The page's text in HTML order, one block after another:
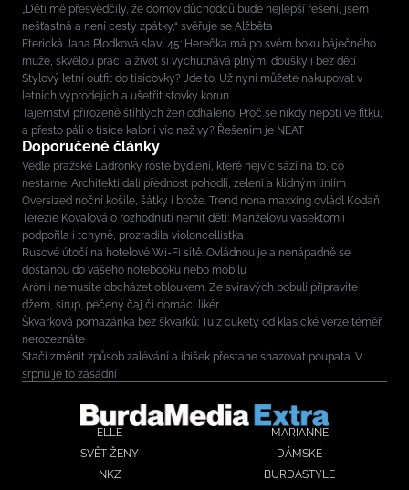
„Děti mě přesvědčily, že domov důchodců bude nejlepší řešení, jsem
nešťastná a není cesty zpátky,“ svěřuje se Alžběta
Éterická Jana Plodková slaví 45: Herečka má po svém boku báječného
muže, skvělou práci a život si vychutnává plnými doušky i bez dětí
Stylový letní outfit do tisícovky? Jde to. Už nyní můžete nakupovat v
letních výprodejích a ušetřit stovky korun
Tajemství přirozeně štíhlých žen odhaleno: Proč se nikdy nepotí ve fitku,
a přesto pálí o tisíce kalorií víc než vy? Řešením je NEAT
Doporučené články
Vedle pražské Ladronky roste bydlení, které nejvíc sází na to, co
nestárne. Architekti dali přednost pohodlí, zeleni a klidným liniím
Oversized noční košile, šátky i brože. Trend nona maxxing ovládl Kodaň
Terezie Kovalová o rozhodnutí nemít děti: Manželovu vasektomii
podpořila i tchyně, prozradila violoncellistka
Rusové útočí na hotelové Wi-Fi sítě. Ovládnou je a nenápadně se
dostanou do vašeho notebooku nebo mobilu
Arónii nemusíte obcházet obloukem. Ze svíravých bobulí připravíte
džem, sirup, pečený čaj či domácí likér
Škvarková pomazánka bez škvarků: Tu z cukety od klasické verze téměř
nerozeznáte
Stačí změnit způsob zalévání a ibišek přestane shazovat poupata. V
srpnu je to zásadní
ELLE
MARIANNE
SVĚT ŽENY
DÁMSKÉ
NKZ
BURDASTYLE